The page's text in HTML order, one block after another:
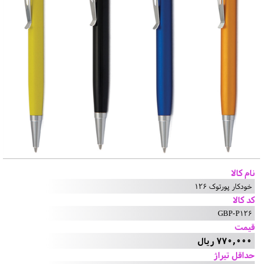
نام کالا
خودکار پورتوک 126
کد کالا
GBP-P126
قیمت
770,000 ریال
حداقل تیراژ